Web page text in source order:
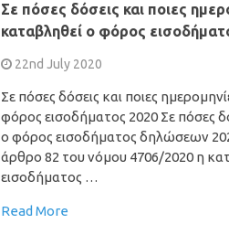
Σε πόσες δόσεις και ποιες
καταβληθεί ο φόρος
22nd July 2020
Σε πόσες δόσεις και ποιες
φόρος εισοδήματος 2020 Σε πόσες
ο φόρος εισοδήματος δηλώσεων
άρθρο 82 του νόμου 4706/2020 η
εισοδήματος …
Read More